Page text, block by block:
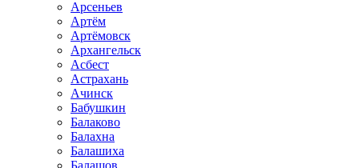
Арсеньев
Артём
Артёмовск
Архангельск
Асбест
Астрахань
Ачинск
Бабушкин
Балаково
Балахна
Балашиха
Балашов